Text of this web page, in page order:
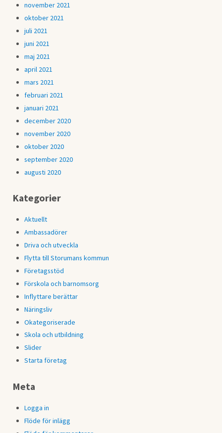
november 2021
oktober 2021
juli 2021
juni 2021
maj 2021
april 2021
mars 2021
februari 2021
januari 2021
december 2020
november 2020
oktober 2020
september 2020
augusti 2020
Kategorier
Aktuellt
Ambassadörer
Driva och utveckla
Flytta till Storumans kommun
Företagsstöd
Förskola och barnomsorg
Inflyttare berättar
Näringsliv
Okategoriserade
Skola och utbildning
Slider
Starta företag
Meta
Logga in
Flöde för inlägg